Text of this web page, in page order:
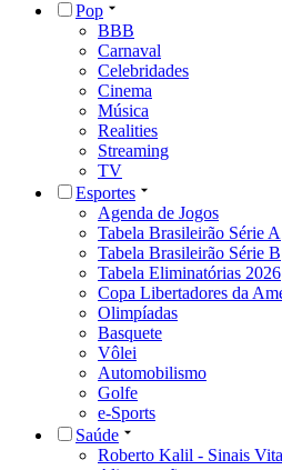
Pop
BBB
Carnaval
Celebridades
Cinema
Música
Realities
Streaming
TV
Esportes
Agenda de Jogos
Tabela Brasileirão Série A
Tabela Brasileirão Série B
Tabela Eliminatórias 2026
Copa Libertadores da
Olimpíadas
Basquete
Vôlei
Automobilismo
Golfe
e-Sports
Saúde
Roberto Kalil - Sinais